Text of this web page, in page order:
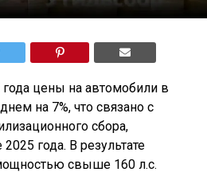
цены на автомобили в
на 7%, что связано с
сбора,
года. В результате
свыше 160 л.с.